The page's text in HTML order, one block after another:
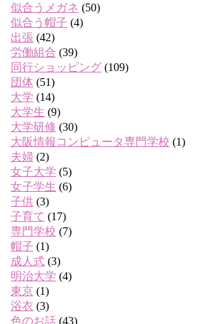
似合うメガネ (50)
似合う帽子 (4)
出張 (42)
労働組合 (39)
同行ショッピング (109)
団体 (51)
大学 (14)
大学生 (9)
大学研修 (30)
大阪情報コンピュータ専門学校 (1)
夫婦 (2)
女子大学 (5)
女子学生 (6)
子供 (3)
子育て (17)
専門学校 (7)
帽子 (1)
成人式 (3)
明治大学 (4)
東京 (1)
浴衣 (3)
色のお話 (43)